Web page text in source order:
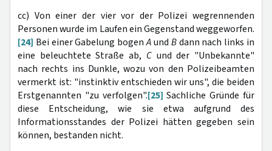
cc) Von einer der vier vor der Polizei wegrennenden
Personen wurde im Laufen ein Gegenstand weggeworfen.
[24] Bei einer Gabelung bogenAund Bdann nach links in
eine beleuchtete Straße ab, Cund der "Unbekannte"
nach rechts ins Dunkle, wozu von den Polizeibeamten
vermerkt ist: "instinktiv entschieden wir uns", die beiden
Erstgenannten "zu verfolgen".[25]Sachliche Gründe für
diese Entscheidung, wie sie etwa aufgrund des
Informationsstandes der Polizei hätten gegeben sein
können, bestanden nicht.